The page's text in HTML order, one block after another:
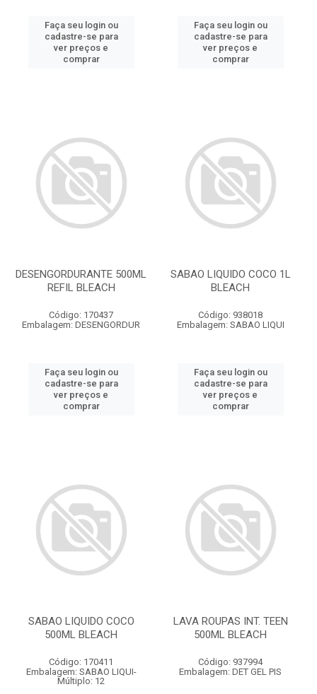
Faça seu login ou
cadastre-se para
ver preços e
comprar
Faça seu login ou
cadastre-se para
ver preços e
comprar
DESENGORDURANTE 500ML
REFIL BLEACH
Código: 170437
Embalagem: DESENGORDUR
Faça seu login ou
cadastre-se para
ver preços e
comprar
SABAO LIQUIDO COCO 1L
BLEACH
Código: 938018
Embalagem: SABAO LIQUI
Faça seu login ou
cadastre-se para
ver preços e
comprar
SABAO LIQUIDO COCO
500ML BLEACH
Código: 170411
Embalagem: SABAO LIQUI-
Múltiplo: 12
LAVA ROUPAS INT. TEEN
500ML BLEACH
Código: 937994
Embalagem: DET GEL PIS